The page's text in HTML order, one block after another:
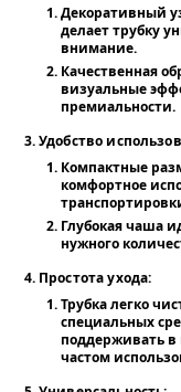
Декоративный
делает трубку
внимание.
Качественная
визуальные
премиальности.
Удобство
Компактные
комфортное
Глубокая чаша
нужного
Простота ухода:
Трубка легко
специальных
поддерживать в
частом